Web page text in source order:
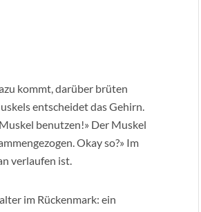
kommt, darüber brüten
entscheidet das Gehirn.
benutzen!» Der Muskel
Okay so?» Im
verlaufen ist.
im Rückenmark: ein